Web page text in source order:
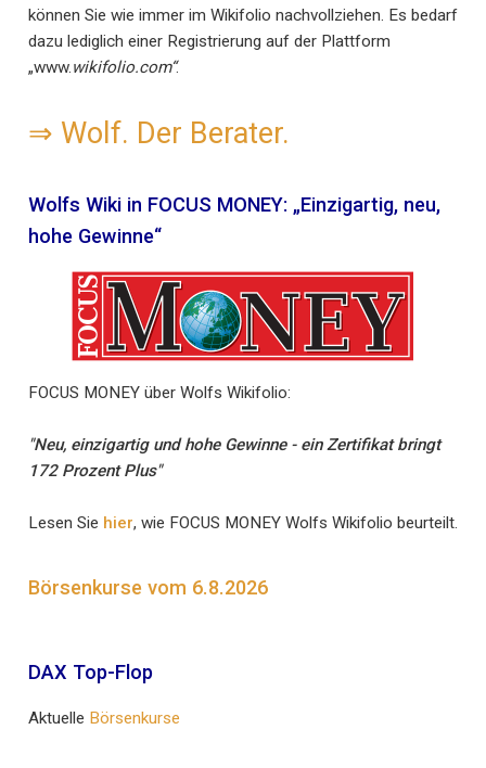
können Sie wie immer im Wikifolio nachvollziehen. Es bedarf
dazu lediglich einer Registrierung auf der Plattform
„www. wikifolio.com“.
⇒ Wolf. Der Berater.
Wolfs Wiki in FOCUS MONEY: „Einzigartig, neu,
hohe Gewinne“
FOCUS MONEY über Wolfs Wikifolio:
"Neu, einzigartig und hohe Gewinne - ein Zertifikat bringt
172 Prozent Plus"
Lesen Sie hier, wie FOCUS MONEY Wolfs Wikifolio beurteilt.
Börsenkurse vom 6.8.2026
DAX Top-Flop
Aktuelle Börsenkurse